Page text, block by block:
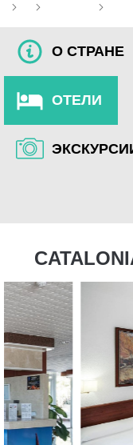
О СТРАНЕ
ОТЕЛИ